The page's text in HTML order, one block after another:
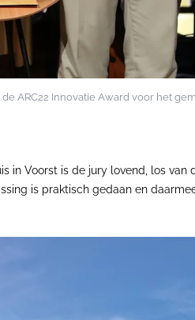
ARC22 Innovatie Award voor het
in Voorst is de jury lovend, los
is praktisch gedaan en